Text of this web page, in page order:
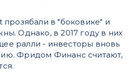
прозябали в "боковике" и
Однако, в 2017 году в них
ралли - инвесторы вновь
Фридом Финанс считают,